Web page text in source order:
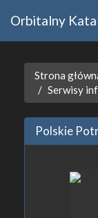
Orbitalny
Strona
Serwisy
Polskie